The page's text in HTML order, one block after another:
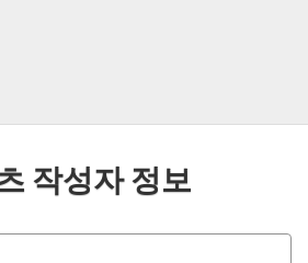
. 작성자 정보